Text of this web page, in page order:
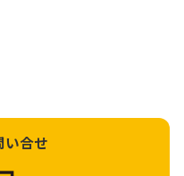
い合せ